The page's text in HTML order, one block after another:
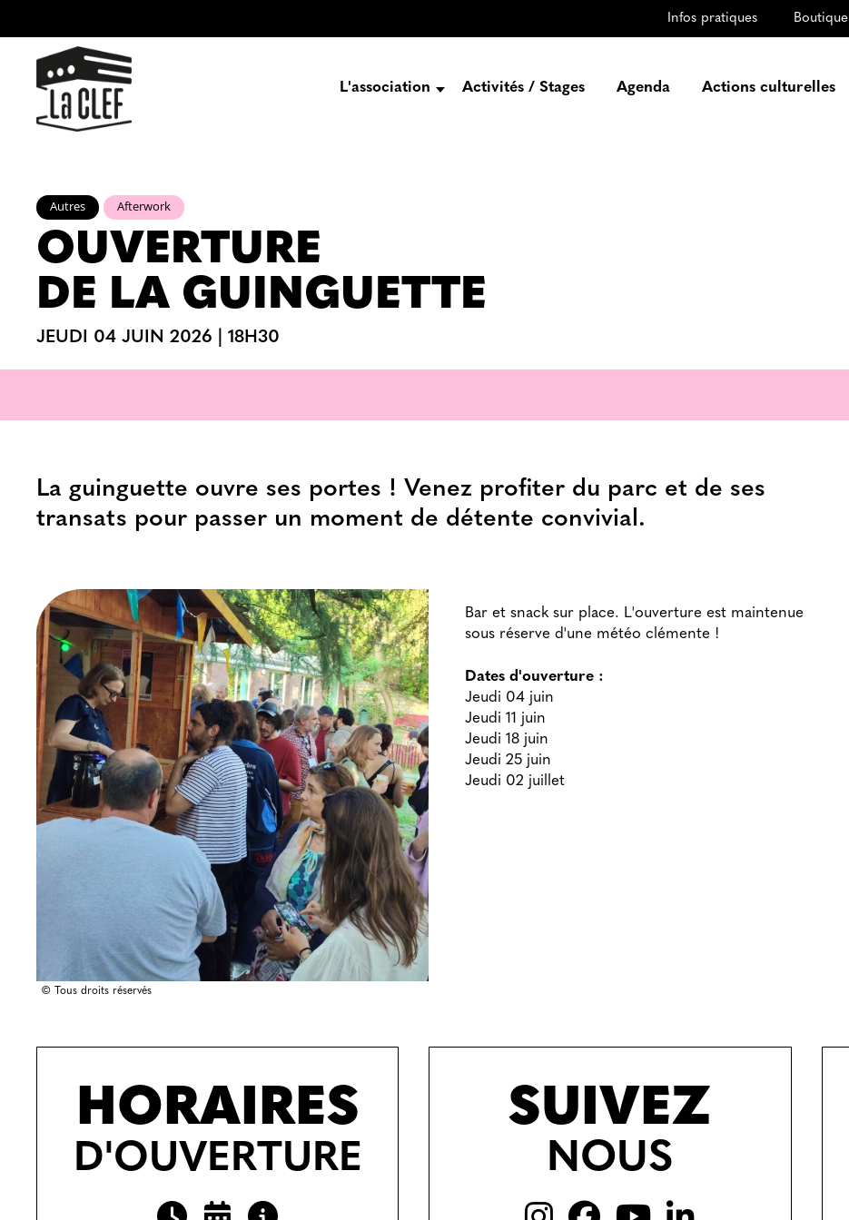
Infos pratiques Boutique
L'association
Partenaires
Activités / Stages Agenda Actions culturelles
Autres Afterwork
OUVERTURE
DE LA GUINGUETTE
JEUDI 04 JUIN 2026 | 18H30
La guinguette ouvre ses portes ! Venez profiter du parc et de ses
transats pour passer un moment de détente convivial.
© Tous droits réservés
Bar et snack sur place. L'ouverture est maintenue
sous réserve d'une météo clémente !
Dates d'ouverture :
Jeudi 04 juin
Jeudi 11 juin
Jeudi 18 juin
Jeudi 25 juin
Jeudi 02 juillet
HORAIRES
D'OUVERTURE
SUIVEZ
NOUS